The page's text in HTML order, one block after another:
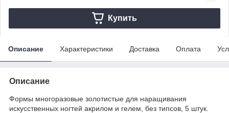
Купить
Описание Характеристики Доставка Оплата
Описание
Формы многоразовые золотистые для наращивания
искусственных ногтей акрилом и гелем, без типсов, 5 штук.